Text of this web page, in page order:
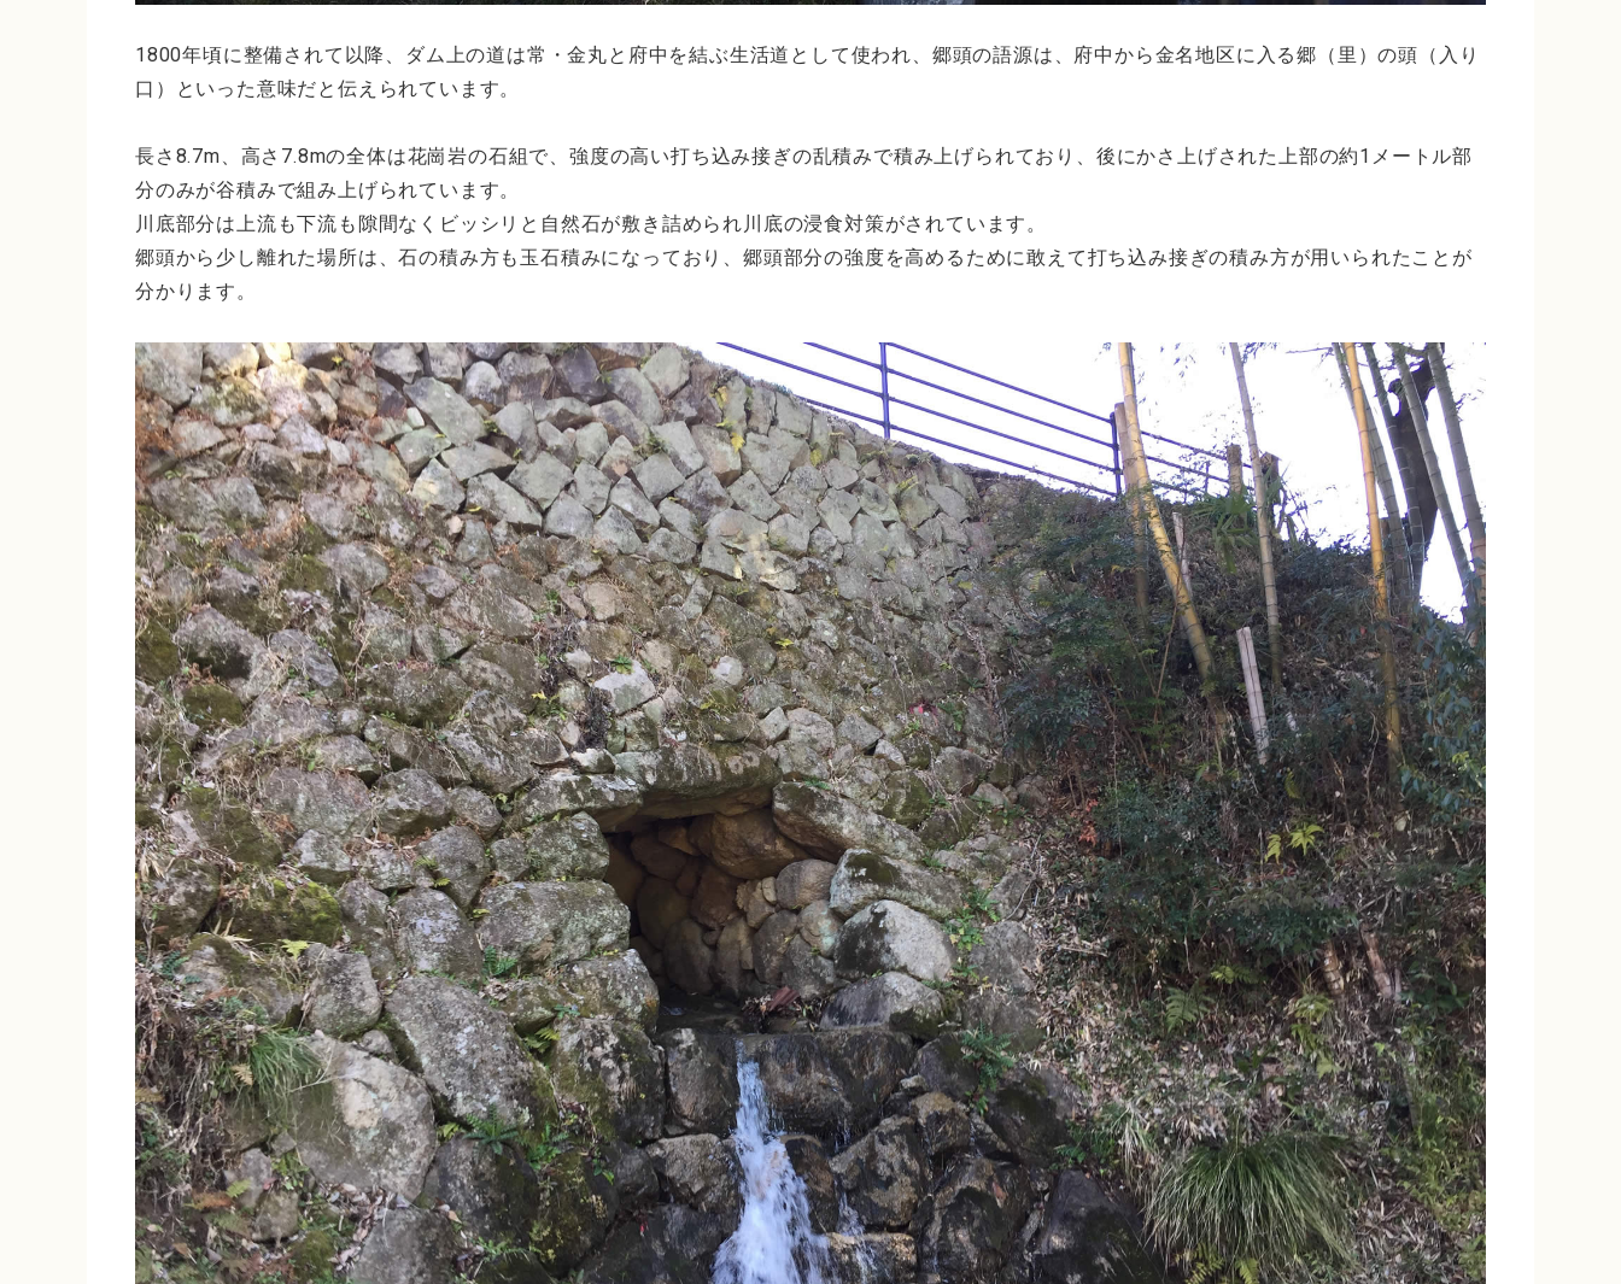
1800年頃に整備されて以降、ダム上の道は常・金丸と府中を結ぶ生活道として使われ、郷頭の語源は、府中から金名地区に入る郷（里）の頭（入り
口）といった意味だと伝えられています。
長さ8.7m、高さ7.8mの全体は花崗岩の石組で、強度の高い打ち込み接ぎの乱積みで積み上げられており、後にかさ上げされた上部の約1メートル部
分のみが谷積みで組み上げられています。
川底部分は上流も下流も隙間なくビッシリと自然石が敷き詰められ川底の浸食対策がされています。
郷頭から少し離れた場所は、石の積み方も玉石積みになっており、郷頭部分の強度を高めるために敢えて打ち込み接ぎの積み方が用いられたことが
分かります。